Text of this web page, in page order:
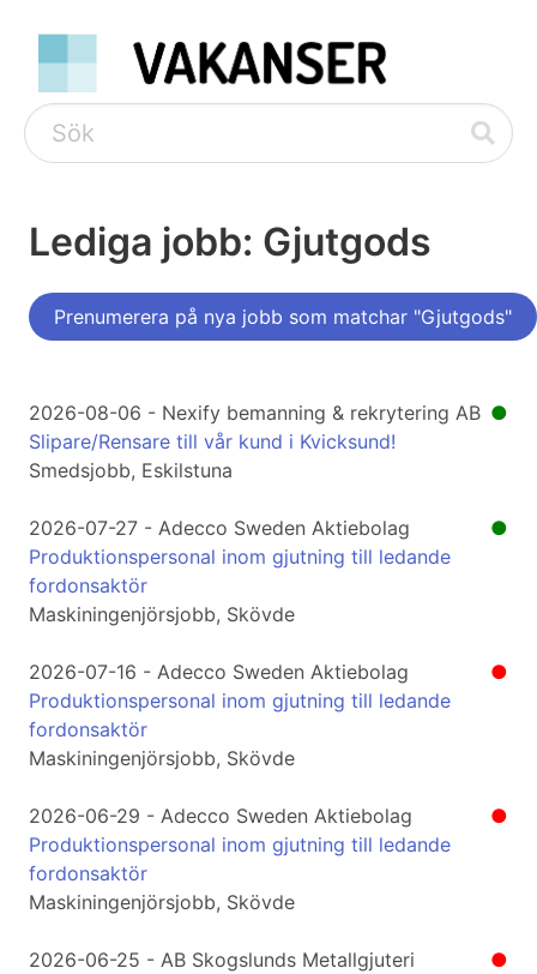
Lediga jobb: Gjutgods
Prenumerera på nya jobb som matchar "Gjutgods"
●
2026-08-06 - Nexify bemanning & rekrytering AB
Slipare/Rensare till vår kund i Kvicksund!
Smedsjobb, Eskilstuna
●
2026-07-27 - Adecco Sweden Aktiebolag
Produktionspersonal inom gjutning till ledande
fordonsaktör
Maskiningenjörsjobb, Skövde
●
2026-07-16 - Adecco Sweden Aktiebolag
Produktionspersonal inom gjutning till ledande
fordonsaktör
Maskiningenjörsjobb, Skövde
●
2026-06-29 - Adecco Sweden Aktiebolag
Produktionspersonal inom gjutning till ledande
fordonsaktör
Maskiningenjörsjobb, Skövde
●
2026-06-25 - AB Skogslunds Metallgjuteri